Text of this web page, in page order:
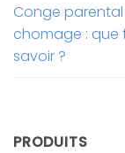
Conge
chomage : que
savoir ?
PRODUITS